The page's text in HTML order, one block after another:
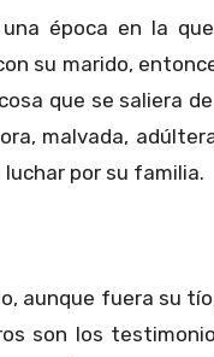
época en la
su marido,
que se saliera
malvada,
por su familia.
aunque fuera su
son los